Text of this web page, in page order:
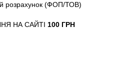
розрахунок (ФОП/ТОВ)
НА САЙТІ 100 ГРН